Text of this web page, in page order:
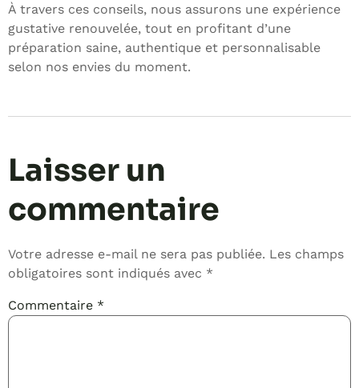
À travers ces conseils, nous assurons une expérience
gustative renouvelée, tout en profitant d’une
préparation saine, authentique et personnalisable
selon nos envies du moment.
Laisser un
commentaire
Votre adresse e-mail ne sera pas publiée. Les champs
obligatoires sont indiqués avec *
Commentaire *